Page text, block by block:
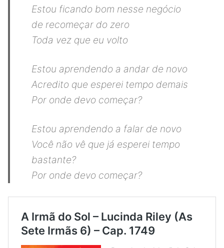
Estou ficando bom nesse negócio
de recomeçar do zero
Toda vez que eu volto
Estou aprendendo a andar de novo
Acredito que esperei tempo demais
Por onde devo começar?
Estou aprendendo a falar de novo
Você não vê que já esperei tempo
bastante?
Por onde devo começar?